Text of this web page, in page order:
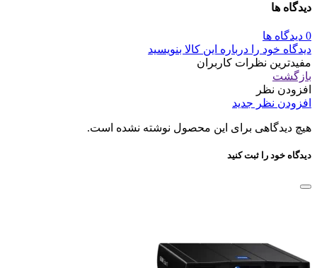
دیدگاه ها
0 دیدگاه ها
دیدگاه خود را درباره این کالا بنویسید
مفیدترین نظرات کاربران
بازگشت
افزودن نظر
افزودن نظر جدید
هیچ دیدگاهی برای این محصول نوشته نشده است.
دیدگاه خود را ثبت کنید